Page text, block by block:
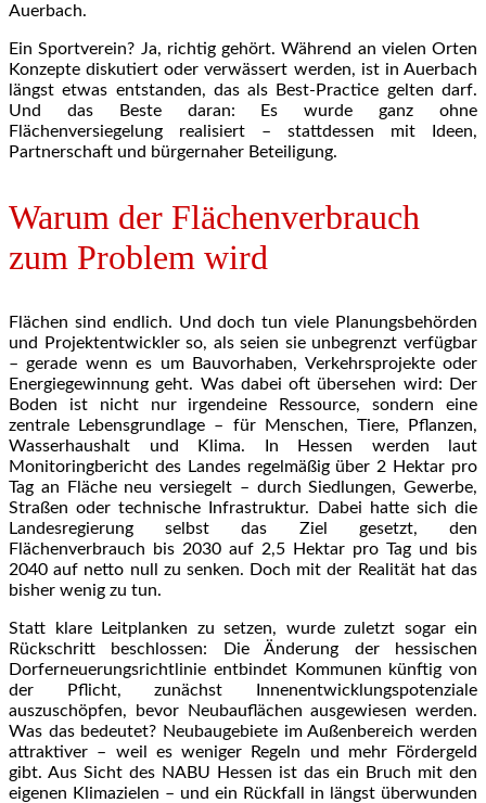
Auerbach.
Ein Sportverein? Ja, richtig gehört. Während an vielen Orten
Konzepte diskutiert oder verwässert werden, ist in Auerbach
längst etwas entstanden, das als Best-Practice gelten darf.
Und das Beste daran: Es wurde ganz ohne
Flächenversiegelung realisiert – stattdessen mit Ideen,
Partnerschaft und bürgernaher Beteiligung.
Warum der Flächenverbrauch
zum Problem wird
Flächen sind endlich. Und doch tun viele Planungsbehörden
und Projektentwickler so, als seien sie unbegrenzt verfügbar
– gerade wenn es um Bauvorhaben, Verkehrsprojekte oder
Energiegewinnung geht. Was dabei oft übersehen wird: Der
Boden ist nicht nur irgendeine Ressource, sondern eine
zentrale Lebensgrundlage – für Menschen, Tiere, Pflanzen,
Wasserhaushalt und Klima. In Hessen werden laut
Monitoringbericht des Landes regelmäßig über 2 Hektar pro
Tag an Fläche neu versiegelt – durch Siedlungen, Gewerbe,
Straßen oder technische Infrastruktur. Dabei hatte sich die
Landesregierung selbst das Ziel gesetzt, den
Flächenverbrauch bis 2030 auf 2,5 Hektar pro Tag und bis
2040 auf netto null zu senken. Doch mit der Realität hat das
bisher wenig zu tun.
Statt klare Leitplanken zu setzen, wurde zuletzt sogar ein
Rückschritt beschlossen: Die Änderung der hessischen
Dorferneuerungsrichtlinie entbindet Kommunen künftig von
der Pflicht, zunächst Innenentwicklungspotenziale
auszuschöpfen, bevor Neubauflächen ausgewiesen werden.
Was das bedeutet? Neubaugebiete im Außenbereich werden
attraktiver – weil es weniger Regeln und mehr Fördergeld
gibt. Aus Sicht des NABU Hessen ist das ein Bruch mit den
eigenen Klimazielen – und ein Rückfall in längst überwunden